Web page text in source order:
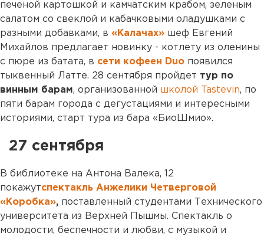
печеной картошкой и камчатским крабом, зеленым
салатом со свеклой и кабачковыми оладушками с
разными добавками, в «Калачах» шеф Евгений
Михайлов предлагает новинку - котлету из оленины
с пюре из батата, в сети кофеен Duo появился
тыквенный Латте. 28 сентября пройдет тур по
винным барам, организованной школой Tastevin, по
пяти барам города с дегустациями и интересными
историями, старт тура из бара «БиоШмио».
27 сентября
В библиотеке на Антона Валека, 12
покажутспектакль Анжелики Четверговой
«Коробка», поставленный студентами Технического
университета из Верхней Пышмы. Спектакль о
молодости, беспечности и любви, с музыкой и